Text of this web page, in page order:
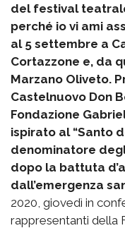
del festival
perché io vi ami
al 5 settembre a
Cortazzone e, da
Marzano Oliveto.
Castelnuovo Don
Fondazione
ispirato al “Santo
denominatore
dopo la battuta
dall’emergenza
2020, giovedì in
rappresentanti della